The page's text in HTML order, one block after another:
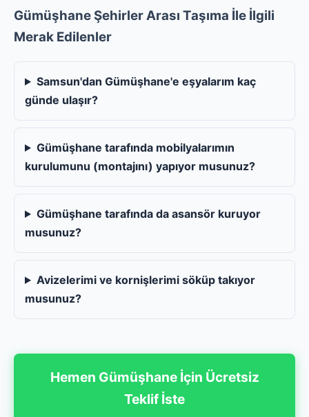
Gümüşhane Şehirler Arası Taşıma İle İlgili
Merak Edilenler
Samsun'dan Gümüşhane'e eşyalarım kaç
günde ulaşır?
Gümüşhane tarafında mobilyalarımın
kurulumunu (montajını) yapıyor musunuz?
Gümüşhane tarafında da asansör kuruyor
musunuz?
Avizelerimi ve kornişlerimi söküp takıyor
musunuz?
Hemen Gümüşhane İçin Ücretsiz
Teklif İste